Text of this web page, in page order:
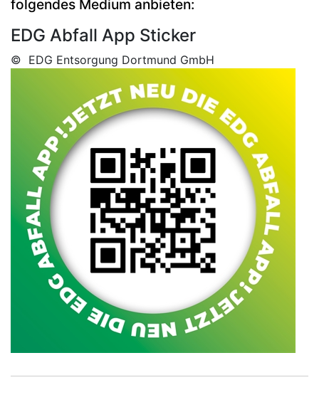
folgendes Medium anbieten:
EDG Abfall App Sticker
© EDG Entsorgung Dortmund GmbH